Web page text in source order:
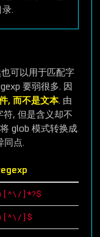
.
可以用于匹配字
要弱很多. 因
, 而不是文本. 由
符, 但是含义却不
glob 模式转换成
点.
]*?$
]$